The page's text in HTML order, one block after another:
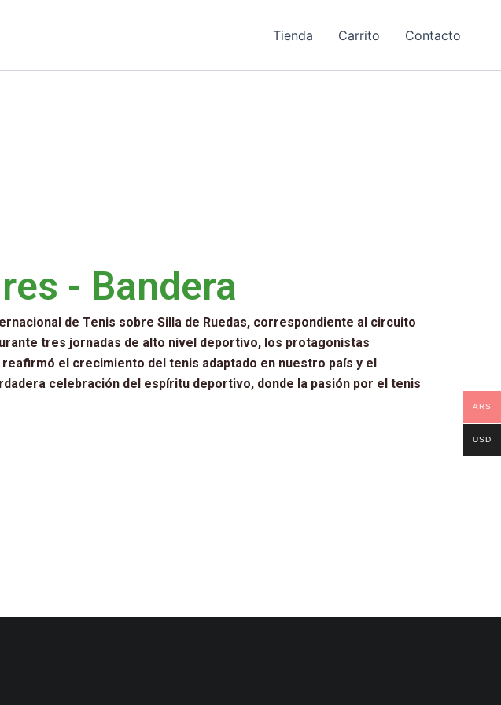
Tienda Carrito Contacto
- Bandera
de Tenis sobre Silla de Ruedas, correspondiente al circuito
tres jornadas de alto nivel deportivo, los protagonistas
el crecimiento del tenis adaptado en nuestro país y el
celebración del espíritu deportivo, donde la pasión por el tenis
ARS
USD